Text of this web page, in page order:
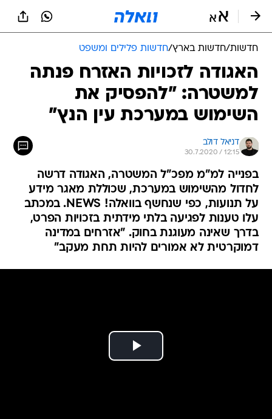
חדשות/חדשות בארץ/חדשות פלילים ומשפט
האגודה לזכויות האזרח פנתה
למשטרה: "להפסיק את
השימוש במערכת עין הנץ"
דניאל דולב
30.7.2020 / 12:15
בפנייה למ"מ מפכ"ל המשטרה, האגודה דרשה
לחדול מהשימוש במערכת, שכוללת מאגר מידע
על תנועות, כפי שנחשף בוואלה! NEWS. במכתב
עלו טענות לפגיעה בלתי מידתית בזכויות הפרט,
בדרך שאינה מעוגנת בחוק. "אזרחים במדינה
דמוקרטית לא אמורים להיות תחת מעקב"